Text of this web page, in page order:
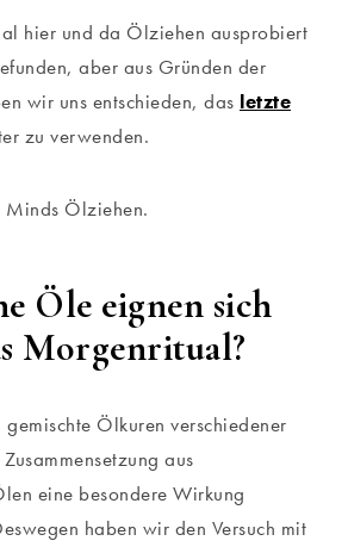
hier und da Ölziehen ausprobiert
aber aus Gründen der
wir uns entschieden, das letzte
zu verwenden.
Öle eignen sich
Morgenritual?
Ölkuren verschiedener
aus
eine besondere Wirkung
haben wir den Versuch mit